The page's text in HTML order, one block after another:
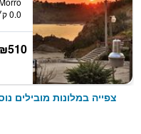
0.0 ק״מ ממרכז העיר
צפייה במלונות מובילים